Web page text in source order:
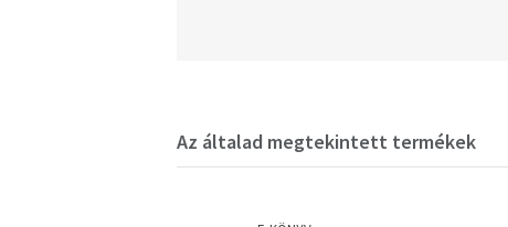
Az általad megtekintett termékek